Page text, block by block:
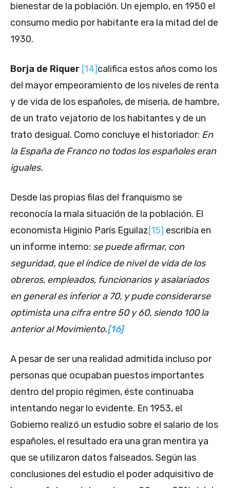
bienestar de la población. Un ejemplo, en 1950 el
consumo medio por habitante era la mitad del de
1930.
Borja de Riquer [14]califica estos años como los
del mayor empeoramiento de los niveles de renta
y de vida de los españoles, de miseria, de hambre,
de un trato vejatorio de los habitantes y de un
trato desigual. Como concluye el historiador: En
la España de Franco no todos los españoles eran
iguales.
Desde las propias filas del franquismo se
reconocía la mala situación de la población. El
economista Higinio París Eguilaz[15] escribía en
un informe interno: se puede afirmar, con
seguridad, que el índice de nivel de vida de los
obreros, empleados, funcionarios y asalariados
en general es inferior a 70, y pude considerarse
optimista una cifra entre 50 y 60, siendo 100 la
anterior al Movimiento.[16]
A pesar de ser una realidad admitida incluso por
personas que ocupaban puestos importantes
dentro del propio régimen, éste continuaba
intentando negar lo evidente. En 1953, el
Gobierno realizó un estudio sobre el salario de los
españoles, el resultado era una gran mentira ya
que se utilizaron datos falseados. Según las
conclusiones del estudio el poder adquisitivo de